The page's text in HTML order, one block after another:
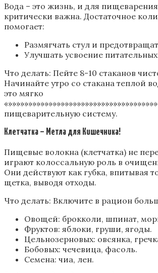
Вода – это жизнь, и для
критически важна. Достаточное
помогает:
Размягчать стул и
Улучшать усвоение
Что делать: Пейте 8-10 стаканов
Начинайте утро со стакана теплой
это мягко
пищеварительную систему.
Клетчатка – Метла для Кишечника!
Пищевые волокна (клетчатка) не
играют колоссальную роль в
Они действуют как губка, впитывая
щетка, выводя отходы.
Что делать: Включите в рацион
Овощей: брокколи, шпинат,
Фруктов: яблоки, груши, ягоды.
Цельнозерновых: овсянка,
Бобовых: чечевица, фасоль.
Семена: чиа, лен.